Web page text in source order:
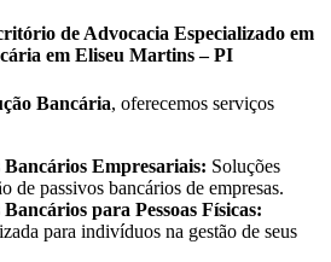
de Advocacia Especializado em
em Eliseu Martins – PI
Bancária, oferecemos serviços
Bancários Empresariais: Soluções
de passivos bancários de empresas.
Bancários para Pessoas Físicas:
para indivíduos na gestão de seus